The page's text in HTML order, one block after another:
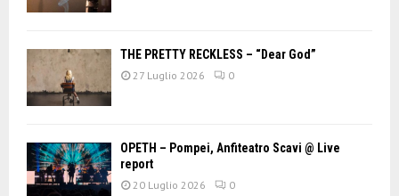
THE PRETTY RECKLESS – “Dear God”
27 Luglio 2026 0
OPETH – Pompei, Anfiteatro Scavi @ Live
report
20 Luglio 2026 0